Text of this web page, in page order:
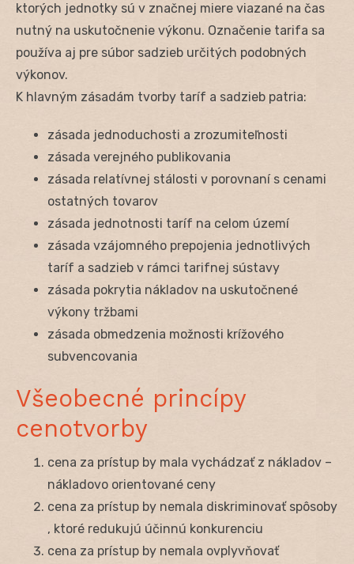
ktorých jednotky sú v značnej miere viazané na čas
nutný na uskutočnenie výkonu. Označenie tarifa sa
používa aj pre súbor sadzieb určitých podobných
výkonov.
K hlavným zásadám tvorby taríf a sadzieb patria:
zásada jednoduchosti a zrozumiteľnosti
zásada verejného publikovania
zásada relatívnej stálosti v porovnaní s cenami
ostatných tovarov
zásada jednotnosti taríf na celom území
zásada vzájomného prepojenia jednotlivých
taríf a sadzieb v rámci tarifnej sústavy
zásada pokrytia nákladov na uskutočnené
výkony tržbami
zásada obmedzenia možnosti krížového
subvencovania
Všeobecné princípy
cenotvorby
cena za prístup by mala vychádzať z nákladov –
nákladovo orientované ceny
cena za prístup by nemala diskriminovať spôsoby
, ktoré redukujú účinnú konkurenciu
cena za prístup by nemala ovplyvňovať